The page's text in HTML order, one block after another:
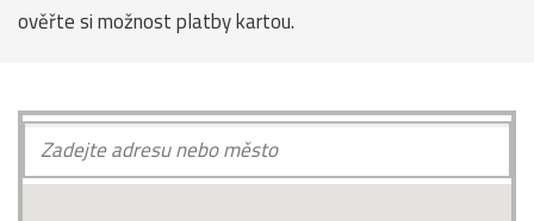
ověřte si možnost platby kartou.